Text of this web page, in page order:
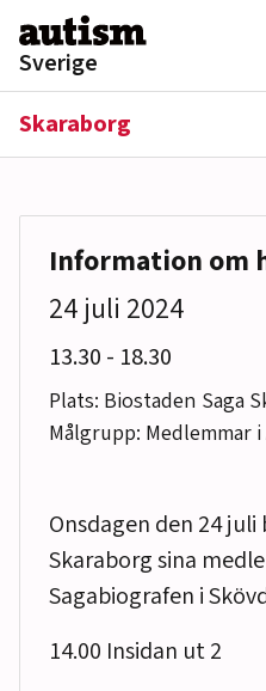
Hoppa till innehåll
Sverige
Skaraborg
Information om
24 juli 2024
13.30 till
- 18.30
Plats: Biostaden Saga
Målgrupp: Medlemmar
Onsdagen den 24
Skaraborg sina
Sagabiografen i
14.00 Insidan ut 2